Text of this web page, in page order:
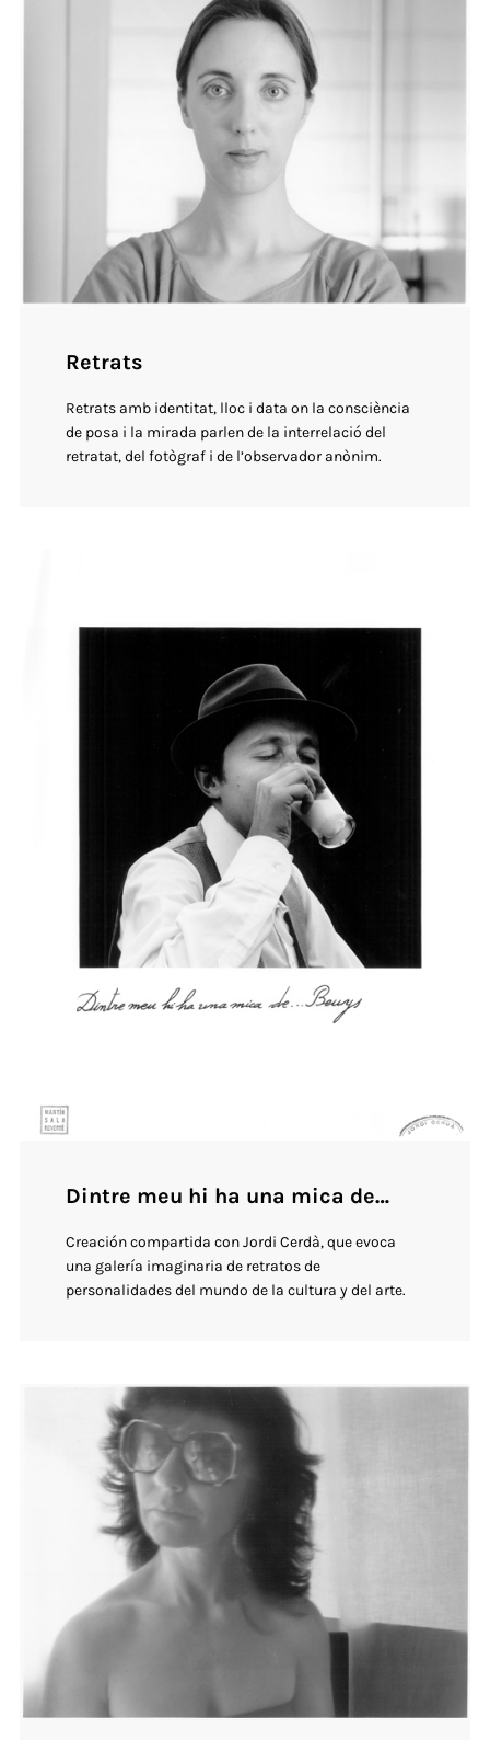
Retrats
Retrats amb identitat, lloc i data on la consciència
de posa i la mirada parlen de la interrelació del
retratat, del fotògraf i de l’observador anònim.
Dintre meu hi ha una mica de…
Creación compartida con Jordi Cerdà, que evoca
una galería imaginaria de retratos de
personalidades del mundo de la cultura y del arte.